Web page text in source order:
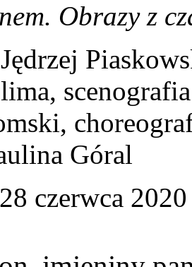
Obrazy z
Góral
czerwca 2020